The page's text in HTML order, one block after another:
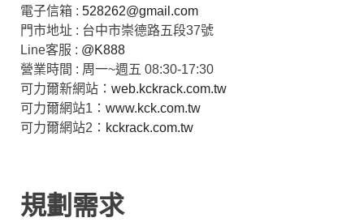
電子信箱 : 528262@gmail.com
門市地址 : 台中市崇德路五段37號
Line客服 : @K888
營業時間 : 周一~週五 08:30-17:30
可力爾新網站： web.kckrack.com.tw
可力爾網站1： www.kck.com.tw
可力爾網站2： kckrack.com.tw
規劃需求